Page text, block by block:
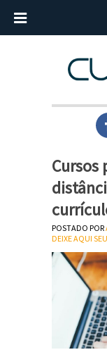
Cursos
POSTADO POR
DEIXE AQUI